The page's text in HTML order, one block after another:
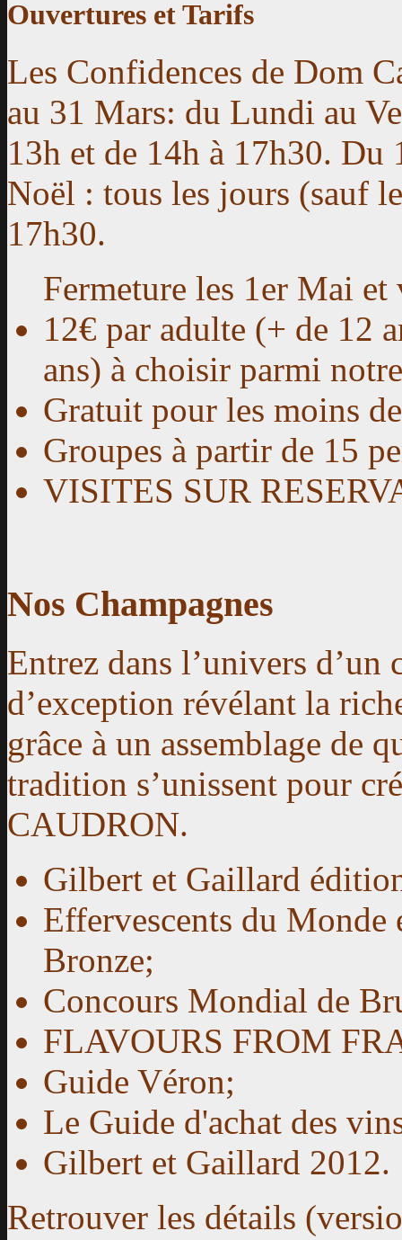
Ouvertures et Tarifs
Les Confidences de Dom
au 31 Mars: du Lundi au
13h et de 14h à 17h30. Du
Noël : tous les jours (sauf
17h30.
Fermeture les 1er Mai et
12€ par adulte (+ de 12
ans) à choisir parmi
Gratuit pour les moins
Groupes à partir de 15
VISITES SUR
Nos Champagnes
Entrez dans l’univers d’un
d’exception révélant la
grâce à un assemblage de
tradition s’unissent pour
CAUDRON.
Gilbert et Gaillard
Effervescents du
Bronze;
Concours Mondial de
FLAVOURS FROM
Guide Véron;
Le Guide d'achat des
Gilbert et Gaillard 2012.
Retrouver les détails